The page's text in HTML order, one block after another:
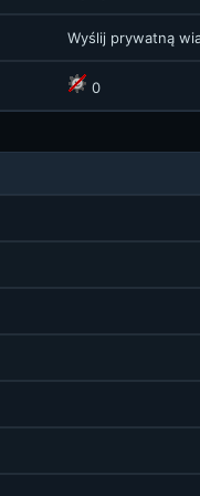
Wyślij prywatną
0